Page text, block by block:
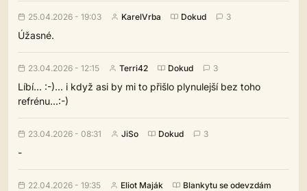
25.04.2026 - 19:03 KarelVrba Dokud 3
Úžasné.
23.04.2026 - 12:15 Terri42 Dokud 3
Líbí... :-)... i když asi by mi to přišlo plynulejší bez toho
refrénu...:-)
23.04.2026 - 08:31 JiSo Dokud 3
-
22.04.2026 - 19:35 Eliot Maják
Blankytu se odevzdám